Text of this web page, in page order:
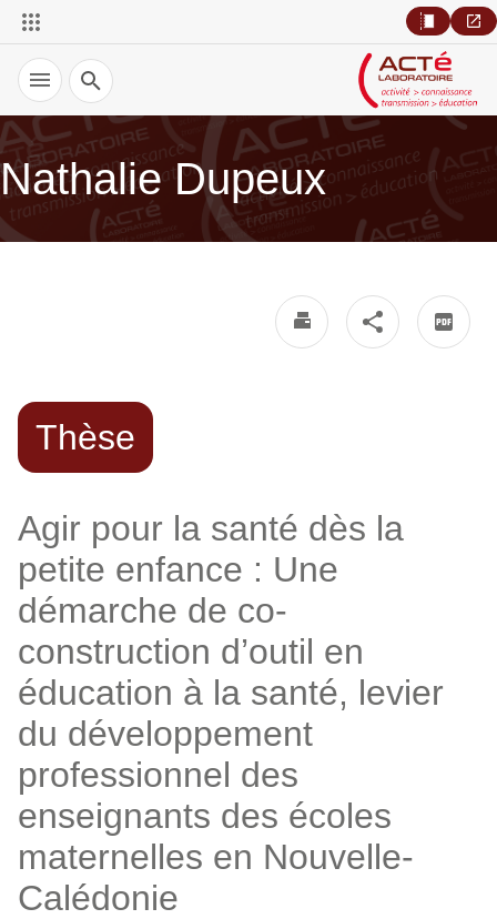
Recherche
Nathalie Dupeux
Thèse
Agir pour la santé dès la
petite enfance : Une
démarche de co-
construction d’outil en
éducation à la santé, levier
du développement
professionnel des
enseignants des écoles
maternelles en Nouvelle-
Calédonie